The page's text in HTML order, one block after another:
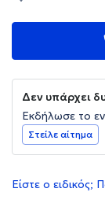
Δεν υπάρχει
Εκδήλωσε το
Στείλε αίτημα
Είστε ο